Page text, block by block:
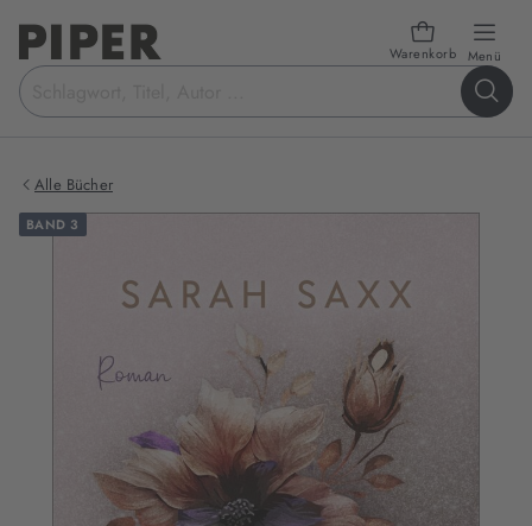
Warenkorb Menü
Suchbegriff
eingeben
Alle Bücher
BAND 3
Buch